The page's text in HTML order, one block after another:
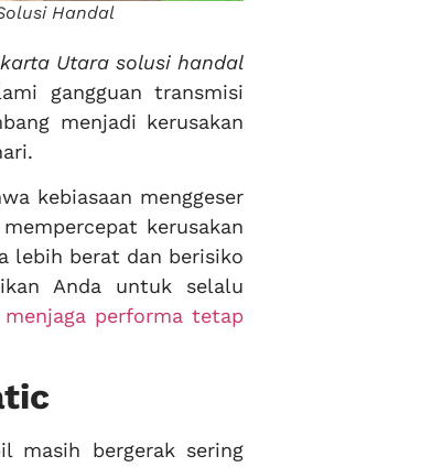
Handal
Utara solusi handal
gangguan transmisi
menjadi kerusakan
kebiasaan menggeser
kerusakan
lebih berat dan berisiko
Anda untuk selalu
performa tetap
masih bergerak sering